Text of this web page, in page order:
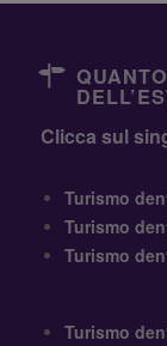
Clicca sul
Turismo
Turismo
Turismo
Turismo